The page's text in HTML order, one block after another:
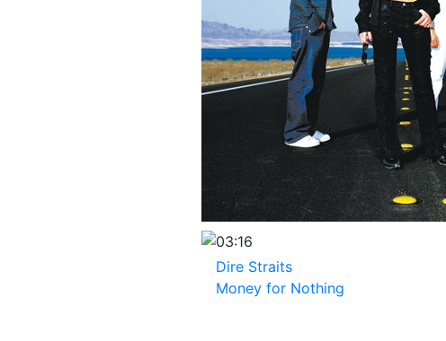
03:16
Dire Straits
Money for Nothing